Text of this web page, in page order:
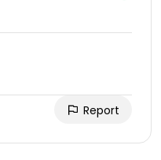
Report